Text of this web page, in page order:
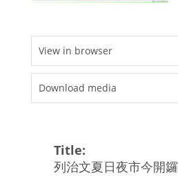
View in browser
Download media
Title:
列治文夏日夜市今開鑼